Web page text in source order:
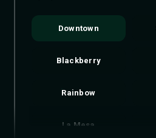
Downtown
Blackberry
Rainbow
La Mesa